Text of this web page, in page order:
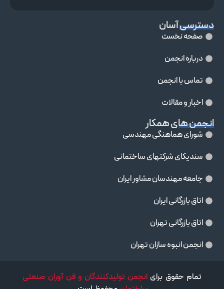
دسترسی آسان
صفحه نخست
درباره انجمن
تماس با انجمن
اخبار و مقالات
انجمن های همکار
شورای هماهنگی مهندسی
سندیکای شرکتهای ساختمانی
جامعه مهندسان مشاور ايران
اتاق بازرگانی ایران
اتاق بازرگانی تهران
انجمن انبوه سازان تهران
تمام حقوق برای انجمن تولیدکنندگان و فن آوران صنعتی